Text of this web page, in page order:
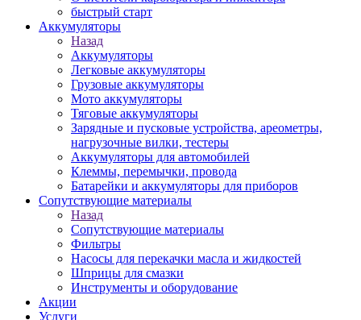
быстрый старт
Аккумуляторы
Назад
Аккумуляторы
Легковые аккумуляторы
Грузовые аккумуляторы
Мото аккумуляторы
Тяговые аккумуляторы
Зарядные и пусковые устройства, ареометры,
нагрузочные вилки, тестеры
Аккумуляторы для автомобилей
Клеммы, перемычки, провода
Батарейки и аккумуляторы для приборов
Сопутствующие материалы
Назад
Сопутствующие материалы
Фильтры
Насосы для перекачки масла и жидкостей
Шприцы для смазки
Инструменты и оборудование
Акции
Услуги